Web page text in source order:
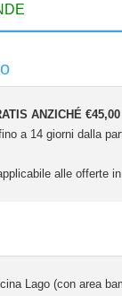
ANZICHÉ €45,00
a 14 giorni dalla
alle offerte
Lago (con area